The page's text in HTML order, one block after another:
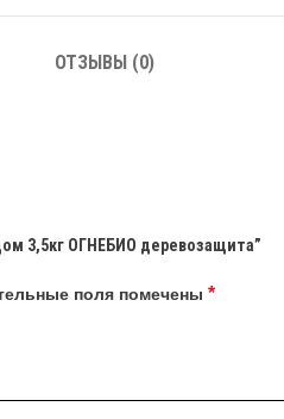
ОТЗЫВЫ (0)
3,5кг ОГНЕБИО деревозащита”
поля помечены *